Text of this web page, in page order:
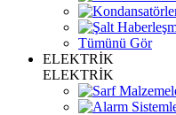
Tümünü Gör
ELEKTRİK
ELEKTRİK